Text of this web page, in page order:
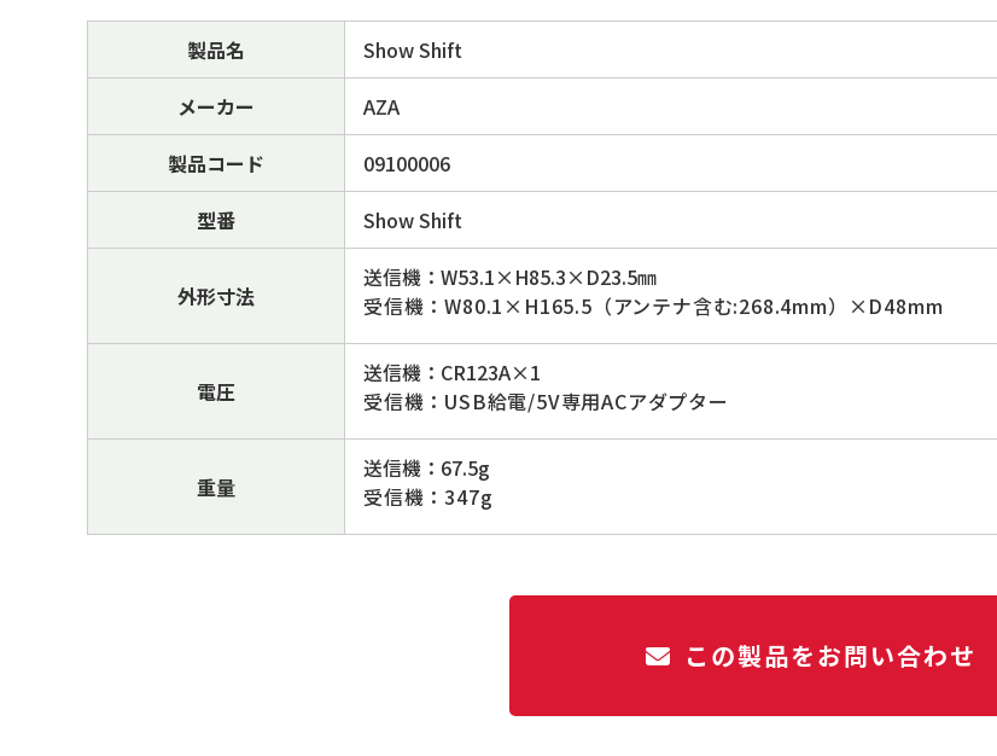
製品名
Show Shift
メーカー
AZA
製品コード
09100006
型番
Show Shift
外形寸法
送信機：W53.1×H85.3×D23.5㎜
受信機：W80.1×H165.5（アンテナ含む:268.4mm）×D48mm
電圧
送信機：CR123A×1
受信機：USB給電/5V専用ACアダプター
重量
送信機：67.5g
受信機：347g
この製品をお問い合わせ